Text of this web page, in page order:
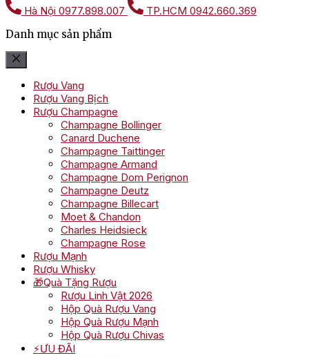
Hà Nội 0977.898.007 TP.HCM 0942.660.369
Danh mục sản phẩm
Rượu Vang
Rượu Vang Bịch
Rượu Champagne
Champagne Bollinger
Canard Duchene
Champagne Taittinger
Champagne Armand
Champagne Dom Perignon
Champagne Deutz
Champagne Billecart
Moet & Chandon
Charles Heidsieck
Champagne Rose
Rượu Mạnh
Rượu Whisky
🎁Quà Tặng Rượu
Rượu Linh Vật 2026
Hộp Quà Rượu Vang
Hộp Quà Rượu Mạnh
Hộp Quà Rượu Chivas
⚡ƯU ĐÃI